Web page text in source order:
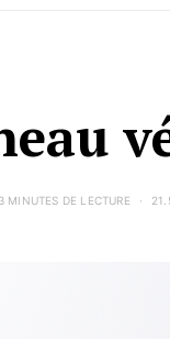
3 MINUTES DE LECTURE